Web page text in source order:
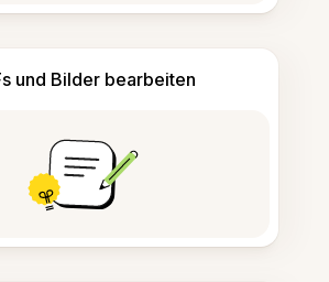
und Bilder bearbeiten